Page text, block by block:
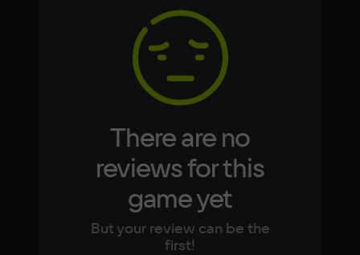
Video card
NVIDIA GeForce GTX 1050
DirectX(R): 9.0, Звуковая карта:
совместимая c DirectX
Japanese
There are no
reviews for this
game yet
But your review can be the
first!